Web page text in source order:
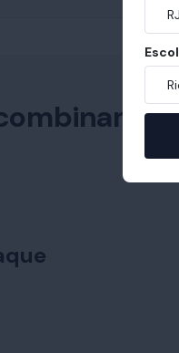
RJ